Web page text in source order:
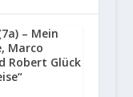
– Mein
Marco
Robert Glück